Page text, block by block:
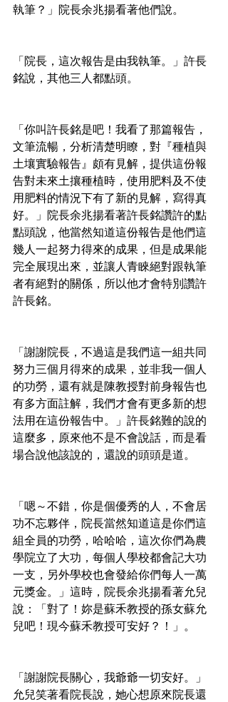
執筆？」院長余兆揚看著他們說。
「院長，這次報告是由我執筆。」許長
銘說，其他三人都點頭。
「你叫許長銘是吧！我看了那篇報告，
文筆流暢，分析清楚明瞭，對『種植與
土壤實驗報告』頗有見解，提供這份報
告對未來土攘種植時，使用肥料及不使
用肥料的情況下有了新的見解，寫得真
好。」院長余兆揚看著許長銘讚許的點
點頭說，他當然知道這份報告是他們這
幾人一起努力得來的成果，但是成果能
完全展現出來，並讓人青睞絕對跟執筆
者有絕對的關係，所以他才會特別讚許
許長銘。
「謝謝院長，不過這是我們這一組共同
努力三個月得來的成果，並非我一個人
的功勞，還有就是陳教授對前身報告也
有多方面註解，我們才會有更多新的想
法用在這份報告中。」許長銘難的說的
這麼多，原來他不是不會說話，而是看
場合說他該說的，還說的頭頭是道。
「嗯～不錯，你是個優秀的人，不會居
功不忘夥伴，院長當然知道這是你們這
組全員的功勞，哈哈哈，這次你們為農
學院立了大功，每個人學校都會記大功
一支，另外學校也會發給你們每人一萬
元獎金。」這時，院長余兆揚看著允兒
說：「對了！妳是蘇禾教授的孫女蘇允
兒吧！現今蘇禾教授可安好？！」。
「謝謝院長關心，我爺爺一切安好。」
允兒笑著看院長說，她心想原來院長還